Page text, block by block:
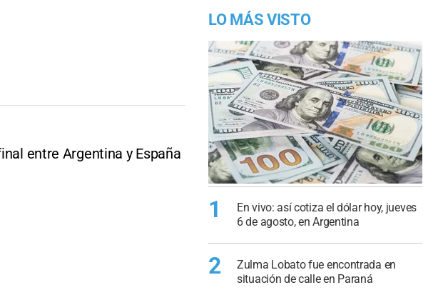
entre Argentina y España
LO MÁS VISTO
1
En vivo: así cotiza el dólar hoy, jueves
6 de agosto, en Argentina
2
Zulma Lobato fue encontrada en
situación de calle en Paraná